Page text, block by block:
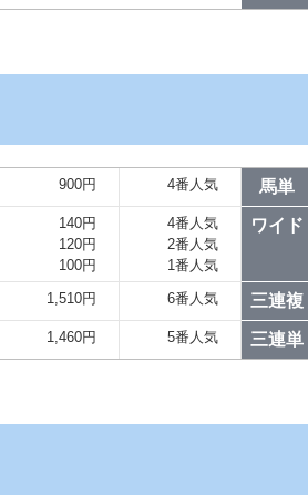
900円 4番人気
140円
120円
100円
4番人気
2番人気
1番人気
1,510円 6番人気
1,460円 5番人気
馬単
ワイド
三連複
三連単